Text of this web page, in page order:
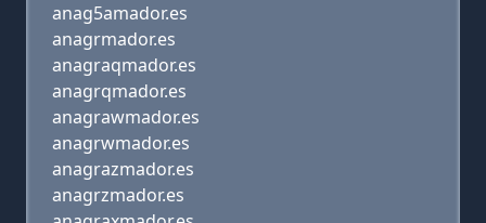
anag5amador.es
anagrmador.es
anagraqmador.es
anagrqmador.es
anagrawmador.es
anagrwmador.es
anagrazmador.es
anagrzmador.es